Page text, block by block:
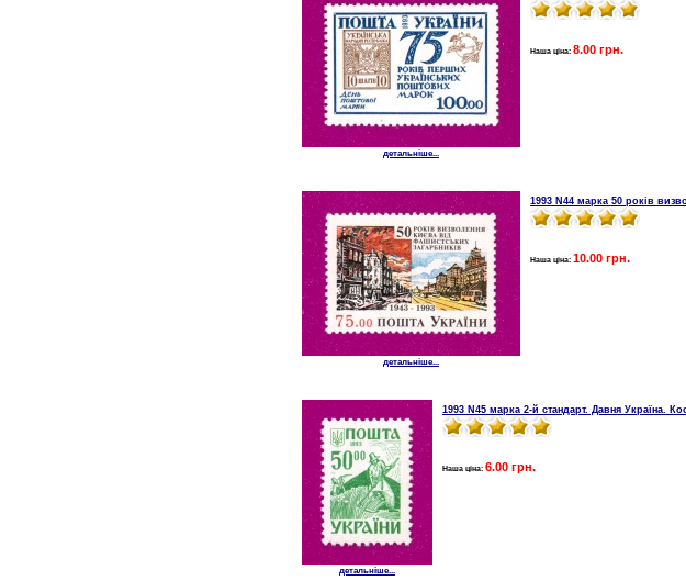
детальніше...
Наша ціна: 8.00 грн.
детальніше...
1993 N44 марка 50 років
Наша ціна: 10.00 грн.
детальніше...
1993 N45 марка 2-й стандарт. Давня Україна.
Наша ціна: 6.00 грн.